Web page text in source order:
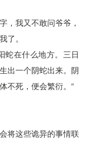
，我又不敢问爷爷，
了。
蛇在什么地方。三日
出一个阴蛇出来。阴
不死，便会繁衍。”
将这些诡异的事情联